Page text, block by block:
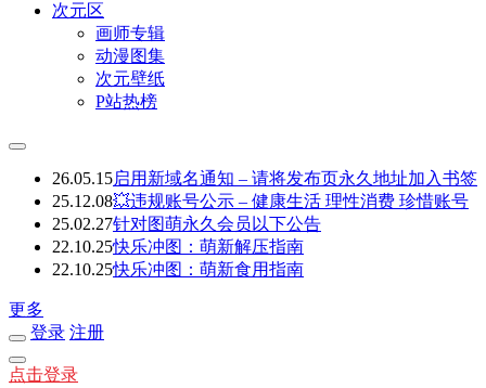
次元区
画师专辑
动漫图集
次元壁纸
P站热榜
26.05.15启用新域名通知 – 请将发布页永久地址加入书签
25.12.08💥违规账号公示 – 健康生活 理性消费 珍惜账号
25.02.27针对图萌永久会员以下公告
22.10.25快乐冲图：萌新解压指南
22.10.25快乐冲图：萌新食用指南
更多
登录 注册
点击登录